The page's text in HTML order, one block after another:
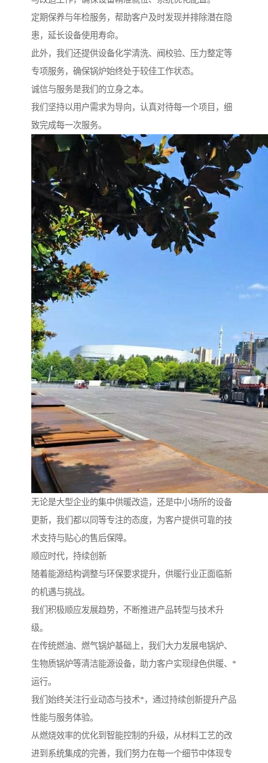
定期保养与年检服务，帮助客户及时发现并排除潜在隐
患，延长设备使用寿命。
此外，我们还提供设备化学清洗、阀校验、压力整定等
专项服务，确保锅炉始终处于较佳工作状态。
诚信与服务是我们的立身之本。
我们坚持以用户需求为导向，认真对待每一个项目，细
致完成每一次服务。
无论是大型企业的集中供暖改造，还是中小场所的设备
更新，我们都以同等专注的态度，为客户提供可靠的技
术支持与贴心的售后保障。
顺应时代，持续创新
随着能源结构调整与环保要求提升，供暖行业正面临新
的机遇与挑战。
我们积极顺应发展趋势，不断推进产品转型与技术升
级。
在传统燃油、燃气锅炉基础上，我们大力发展电锅炉、
生物质锅炉等清洁能源设备，助力客户实现绿色供暖、*
运行。
我们始终关注行业动态与技术*，通过持续创新提升产品
性能与服务体验。
从燃烧效率的优化到智能控制的升级，从材料工艺的改
进到系统集成的完善，我们努力在每一个细节中体现专